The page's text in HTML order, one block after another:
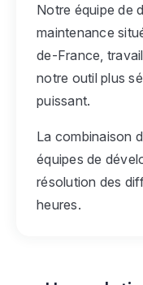
Notre équipe de
maintenance
de-France,
notre outil plus
puissant.
La combinaison
équipes de
résolution des
heures.